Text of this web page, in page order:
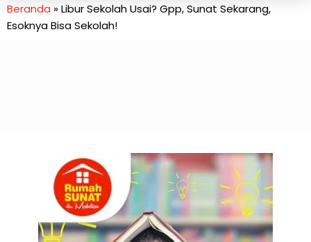
Beranda »Libur Sekolah Usai? Gpp, Sunat Sekarang,
Esoknya Bisa Sekolah!